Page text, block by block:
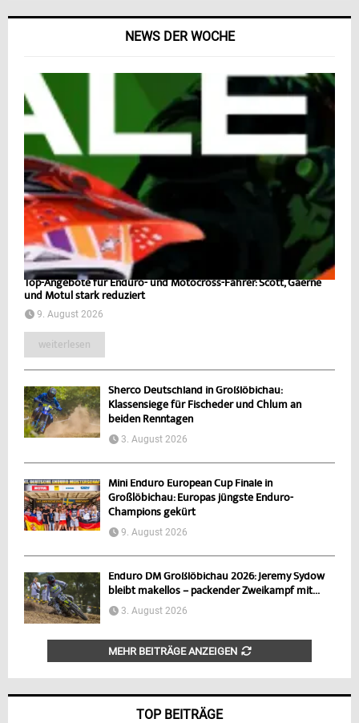
NEWS DER WOCHE
Top-Angebote für Enduro- und Motocross-Fahrer: Scott, Gaerne
und Motul stark reduziert
9. August 2026
weiterlesen
Sherco Deutschland in Großlöbichau:
Klassensiege für Fischeder und Chlum an
beiden Renntagen
3. August 2026
Mini Enduro European Cup Finale in
Großlöbichau: Europas jüngste Enduro-
Champions gekürt
9. August 2026
Enduro DM Großlöbichau 2026: Jeremy Sydow
bleibt makellos – packender Zweikampf mit...
3. August 2026
MEHR BEITRÄGE ANZEIGEN
TOP BEITRÄGE